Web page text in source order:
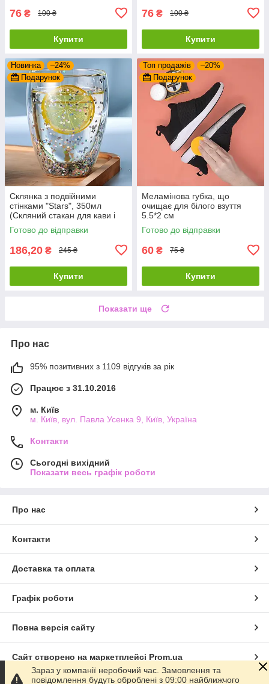
76 ₴ 100 ₴
Купити
76 ₴ 100 ₴
Купити
Новинка
–24%
Подарунок
Склянка з подвійними
стінками "Stars", 350мл
(Скляний стакан для кави і
чаю)
Готово до відправки
186,20 ₴ 245 ₴
Купити
Топ продажів
–20%
Подарунок
Меламінова губка, що
очищає для білого взуття
5.5*2 см
Готово до відправки
60 ₴ 75 ₴
Купити
Показати ще
Про нас
95% позитивних з 1109 відгуків за рік
Працює з 31.10.2016
м. Київ
м. Київ, вул. Павла Усенка 9, Київ, Україна
Контакти
Сьогодні вихідний
Показати весь графік роботи
Про нас
Контакти
Доставка та оплата
Графік роботи
Повна версія сайту
Сайт створено на маркетплейсі Prom.ua
Зараз у компанії неробочий час. Замовлення та
повідомлення будуть оброблені з 09:00 найближчого